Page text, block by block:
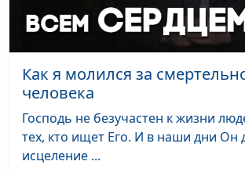
Иисус освобождает от
тяжести грехов
Роман Седов
Бога
Божьи дети среди
заключённых
Служение Богу — путь
Как я молился за
человека
Господь не безучастен к жизни
тех, кто ищет Его. И в наши дни Он
исцеление ...